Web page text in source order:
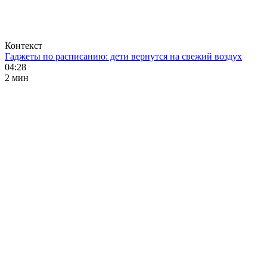
Контекст
Гаджеты по расписанию: дети вернутся на свежий воздух
04:28
2 мин